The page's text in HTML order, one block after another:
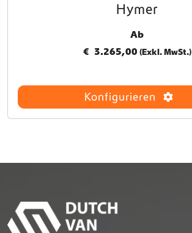
Hymer
Ab
€ 3.265,00 (Exkl. MwSt.)
Konfigurieren